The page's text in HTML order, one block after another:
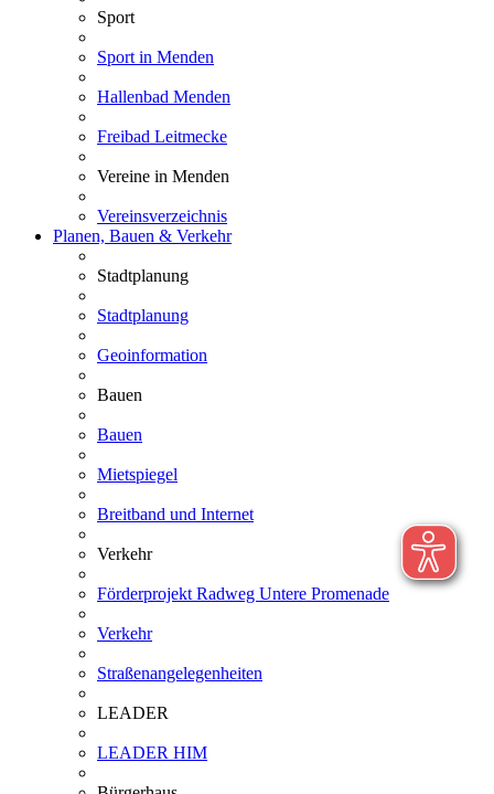
Sport
Sport in Menden
Hallenbad Menden
Freibad Leitmecke
Vereine in Menden
Vereinsverzeichnis
Planen, Bauen & Verkehr
Stadtplanung
Stadtplanung
Geoinformation
Bauen
Bauen
Mietspiegel
Breitband und Internet
Verkehr
Förderprojekt Radweg Untere Promenade
Verkehr
Straßenangelegenheiten
LEADER
LEADER HIM